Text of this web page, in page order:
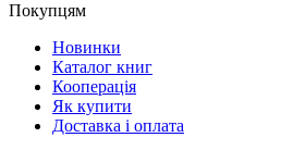
Покупцям
Новинки
Каталог книг
Кооперація
Як купити
Доставка і оплата